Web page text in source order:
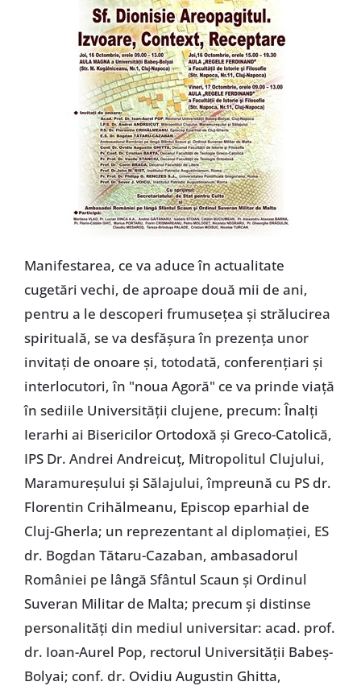
Manifestarea, ce va aduce în actualitate
cugetări vechi, de aproape două mii de ani,
pentru a le descoperi frumuseţea şi strălucirea
spirituală, se va desfăşura în prezenţa unor
invitaţi de onoare şi, totodată, conferenţiari şi
interlocutori, în "noua Agoră" ce va prinde viaţă
în sediile Universităţii clujene, precum: Înalţi
Ierarhi ai Bisericilor Ortodoxă şi Greco-Catolică,
IPS Dr. Andrei Andreicuţ, Mitropolitul Clujului,
Maramureşului şi Sălajului, împreună cu PS dr.
Florentin Crihălmeanu, Episcop eparhial de
Cluj-Gherla; un reprezentant al diplomaţiei, ES
dr. Bogdan Tătaru-Cazaban, ambasadorul
României pe lângă Sfântul Scaun şi Ordinul
Suveran Militar de Malta; precum şi distinse
personalităţi din mediul universitar: acad. prof.
dr. Ioan-Aurel Pop, rectorul Universităţii Babeş-
Bolyai; conf. dr. Ovidiu Augustin Ghitta,